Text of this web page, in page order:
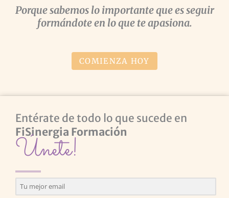
Porque sabemos lo importante que es seguir
formándote en lo que te apasiona.
COMIENZA HOY
Entérate de todo lo que sucede en
FiSinergia Formación
Únete!